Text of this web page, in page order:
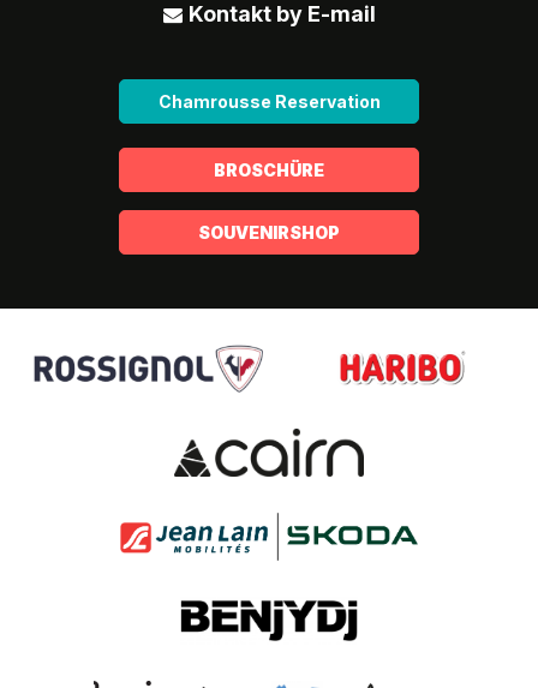
Kontakt by E-mail
Chamrousse Reservation
BROSCHÜRE
SOUVENIRSHOP